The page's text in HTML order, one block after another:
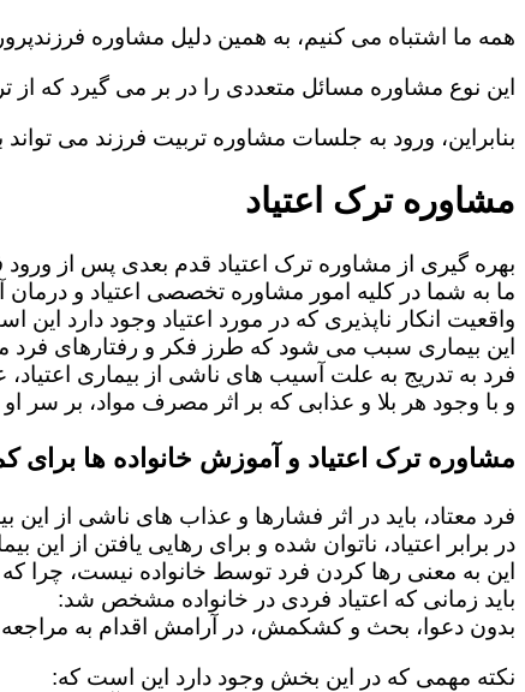
همه ما اشتباه می کنیم، به همین دلیل مشاوره
این نوع مشاوره مسائل متعددی را در بر می گیرد که از
بنابراین، ورود به جلسات مشاوره تربیت فرزند می
مشاوره ترک اعتیاد
بهره گیری از مشاوره ترک اعتیاد قدم بعدی پس از ورود
ما به شما در کلیه امور مشاوره تخصصی اعتیاد و
واقعیت انکار ناپذیری که در مورد اعتیاد وجود دارد
این بیماری سبب می شود که طرز فکر و رفتارهای فرد
فرد به تدریج به علت آسیب های ناشی از بیماری
و با وجود هر بلا و عذابی که بر اثر مصرف مواد، بر سر
مشاوره ترک اعتیاد و آموزش خانواده ها برای
فرد معتاد، باید در اثر فشارها و عذاب های ناشی از
در برابر اعتیاد، ناتوان شده و برای رهایی یافتن از
این به معنی رها کردن فرد توسط خانواده نیست، چرا
باید زمانی که اعتیاد فردی در خانواده مشخص شد:
بدون دعوا، بحث و کشکمش، در آرامش اقدام به
نکته مهمی که در این بخش وجود دارد این است که: